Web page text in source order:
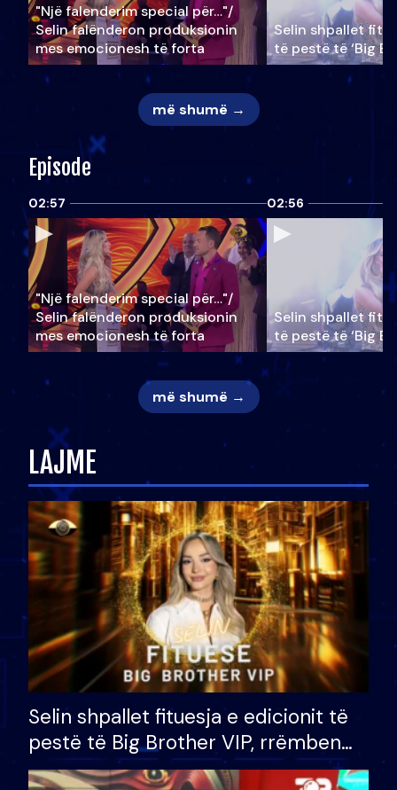
"Një falenderim special për…"/
Selin falënderon produksionin
mes emocionesh të forta
Selin shpallet
të pestë të ‘Big
më shumë →
Episode
02:57
"Një falenderim special për…"/
Selin falënderon produksionin
mes emocionesh të forta
02:56
Selin shpallet
të pestë të ‘Big
më shumë →
LAJME
Selin shpallet fituesja e edicionit të
pestë të Big Brother VIP, rrëmben
çmimin e madh prej 100 mijë eurosh